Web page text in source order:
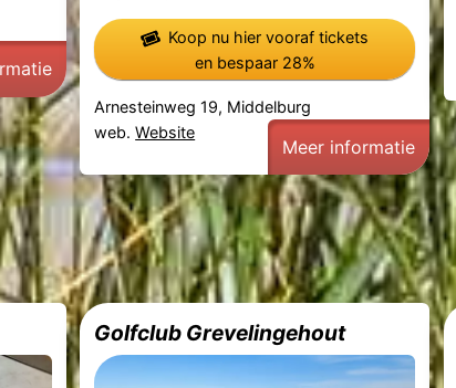
Koop nu hier vooraf tickets
en bespaar 28%
Arnesteinweg 19, Middelburg
web.Website
Meer informatie
Golfclub Grevelingehout